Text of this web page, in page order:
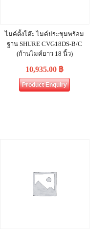
ไมค์ตั้งโต๊ะ ไมค์ประชุมพร้อม
ฐาน SHURE CVG18DS‐B/C
(ก้านไมค์ยาว 18 นิ้ว)
10,935.00 ฿
Product Enquiry